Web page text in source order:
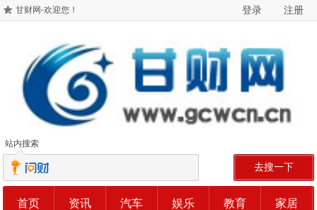
甘财网-欢迎您！ 登录 注册
站内搜索
去搜一下
首页 资讯 汽车 娱乐 教育 家居